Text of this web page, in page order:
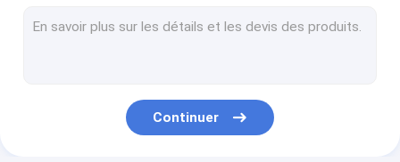
Plaque à papier faisant des machines
Continuer